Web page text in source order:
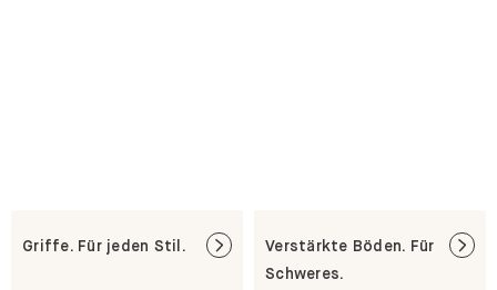
Griffe. Für jeden Stil.
Verstärkte Böden. Für
Schweres.